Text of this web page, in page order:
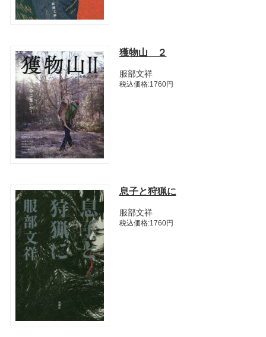
獲物山 ２
服部文祥
税込価格:1760円
息子と狩猟に
服部文祥
税込価格:1760円